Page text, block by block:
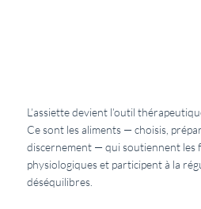
L’assiette devient l’outil
Ce sont les aliments — choisis,
discernement — qui soutiennent les
physiologiques et participent à la
déséquilibres.